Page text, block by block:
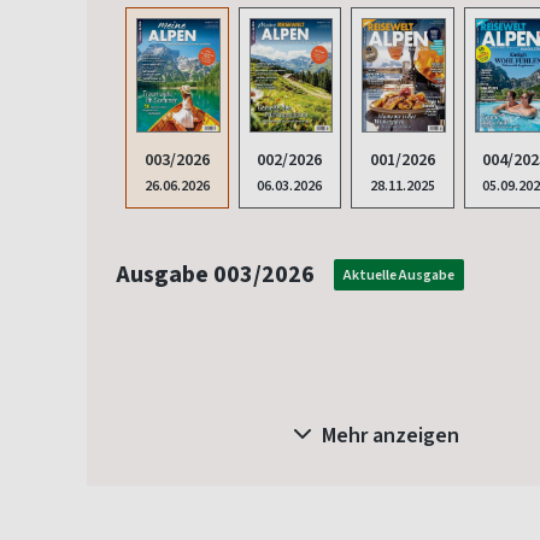
003/2026
26.06.2026
002/2026
06.03.2026
001/2026
28.11.2025
004/
Ausgabe 003/2026 Aktuelle Ausgabe
Mehr anzeigen